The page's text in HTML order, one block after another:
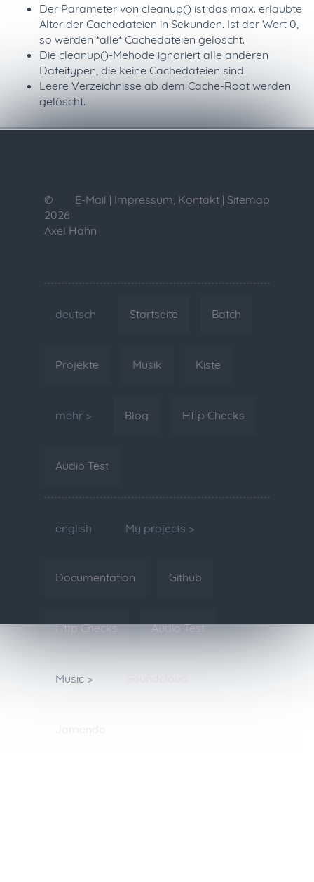
Der Parameter von cleanup() ist das max. erlaubte
Alter der Cachedateien in Sekunden. Ist der Wert 0,
so werden *alle* Cachedateien gelöscht.
Die cleanup()-Mehode ignoriert alle anderen
Dateitypen, die keine Cachedateien sind.
Leere Verzeichnisse ab dem Cache-Root werden
gelöscht.
E-Mail | Impressum, Kontakt | Sitemap
©
2026
Axel Hahn
deutsch Startseite Batch
Projekte Musik Kiste
mehr > Blog Http Checks
Audio Test
english My projects >
Documentation Github
Http Checks Audio Test
Music >
Jamendo